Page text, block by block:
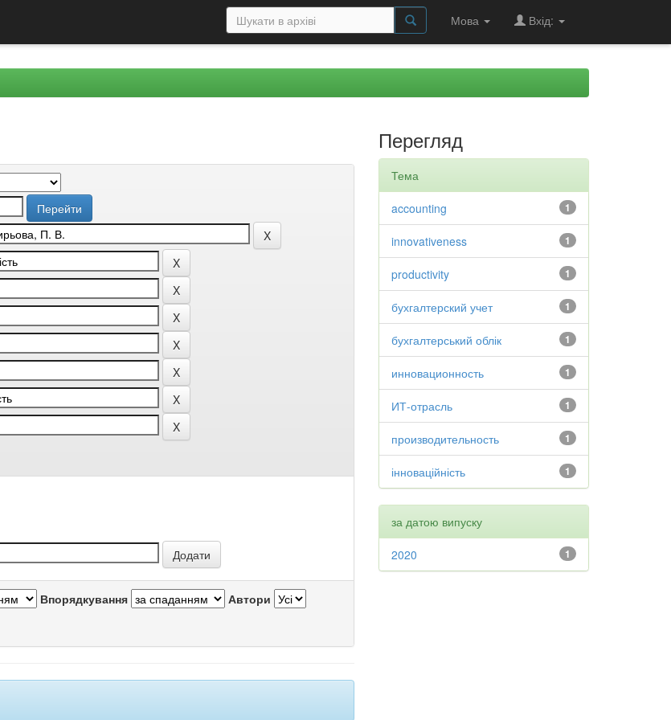
Мова Вхід:
Впорядкування Автори
Перегляд
Тема
1
accounting
1
innovativeness
1
productivity
1
бухгалтерский учет
1
бухгалтерський облік
1
инновационность
1
ИТ-отрасль
1
производительность
1
інноваційність
за датою випуску
1
2020